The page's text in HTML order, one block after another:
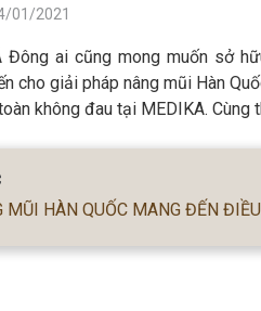
01/2021
Đông ai cũng mong muốn sở
cho giải pháp nâng mũi Hàn
không đau tại MEDIKA. Cùng
MŨI HÀN QUỐC MANG ĐẾN